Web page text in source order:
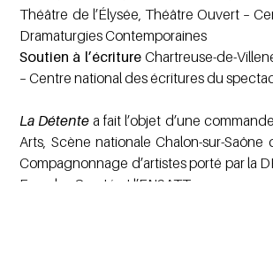
Théâtre de l’Élysée, Théâtre Ouvert –
Dramaturgies Contemporaines
Soutien à l’écritureChartreuse-de-
– Centre national des écritures du
La Détente a fait l’objet d’une
Arts, Scène nationale Chalon-sur-
Compagnonnage d’artistes porté par la
Franche-Comté et l’ENSATT.